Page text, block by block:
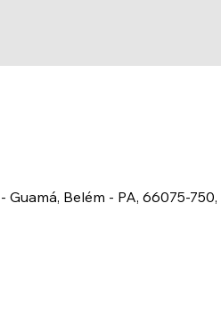
Guamá, Belém - PA, 66075-750,